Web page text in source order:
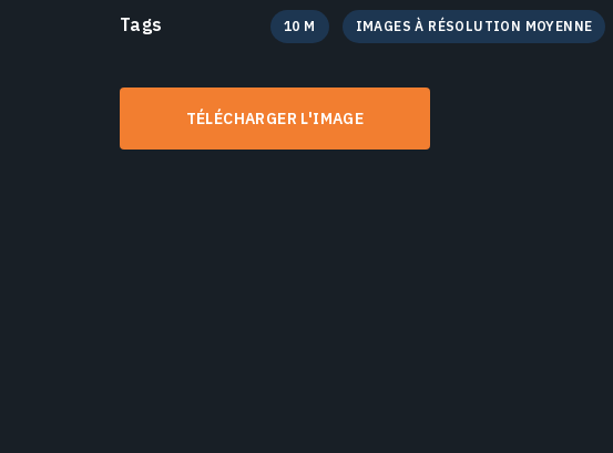
Tags
10 M IMAGES À RÉSOLUTION MOYENNE
TÉLÉCHARGER L'IMAGE